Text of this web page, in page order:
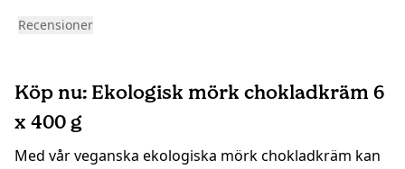
Recensioner
Köp nu: Ekologisk mörk chokladkräm 6
x 400 g
Med vår veganska ekologiska mörk chokladkräm kan